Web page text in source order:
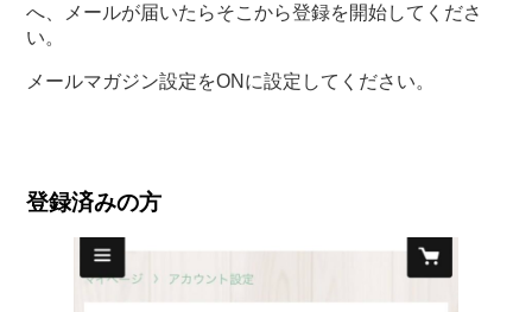
へ、メールが届いたらそこから登録を開始してくださ
い。
メールマガジン設定をONに設定してください。
登録済みの方